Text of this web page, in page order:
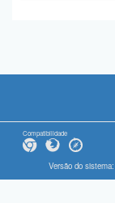
Compatibilidade
Versão do